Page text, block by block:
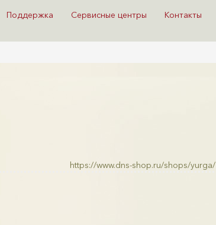
Поддержка Сервисные центры Контакты
https://www.dns-shop.ru/shops/yurga/